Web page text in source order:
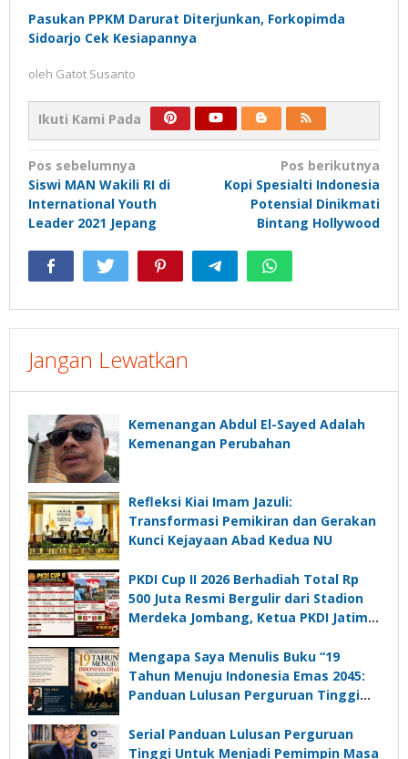
Pasukan PPKM Darurat Diterjunkan, Forkopimda
Sidoarjo Cek Kesiapannya
oleh Gatot Susanto
Ikuti Kami Pada
Navigasi
pos
Pos sebelumnya
Siswi MAN Wakili RI di
International Youth
Leader 2021 Jepang
Pos berikutnya
Kopi Spesialti Indonesia
Potensial Dinikmati
Bintang Hollywood
Jangan Lewatkan
Kemenangan Abdul El-Sayed Adalah
Kemenangan Perubahan
Refleksi Kiai Imam Jazuli:
Transformasi Pemikiran dan Gerakan
Kunci Kejayaan Abad Kedua NU
PKDI Cup II 2026 Berhadiah Total Rp
500 Juta Resmi Bergulir dari Stadion
Merdeka Jombang, Ketua PKDI Jatim:
Komunikasi Kades untuk Memajukan
Desa
Mengapa Saya Menulis Buku “19
Tahun Menuju Indonesia Emas 2045:
Panduan Lulusan Perguruan Tinggi
Depan”?
Serial Panduan Lulusan Perguruan
Tinggi Untuk Menjadi Pemimpin Masa